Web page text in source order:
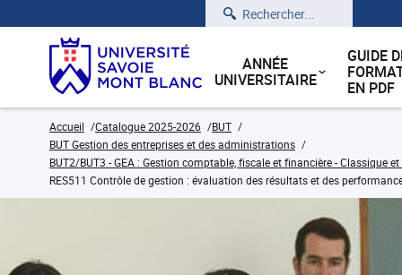
Rechercher
ANNÉE
UNIVERSITAIRE
GUIDE
EN PDF
Accueil Catalogue 2025-2026
BUT
BUT Gestion des entreprises et des administrations
BUT2/BUT3 - GEA : Gestion comptable, fiscale et financière - Classique
RES511 Contrôle de gestion : évaluation des résultats et des